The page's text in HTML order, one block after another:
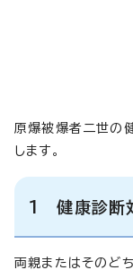
原爆被爆者二世の
します。
1 健康診断
両親またはそのど